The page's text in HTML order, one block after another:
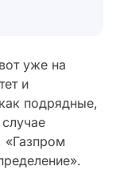
уже на
и
подрядные,
«Газпром